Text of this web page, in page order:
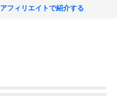
アフィリエイトで紹介する